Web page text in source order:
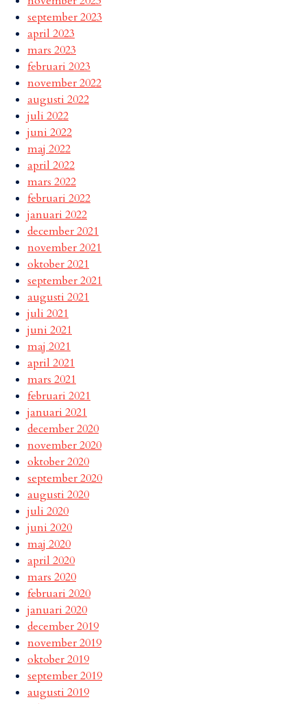
september 2023
april 2023
mars 2023
februari 2023
november 2022
augusti 2022
juli 2022
juni 2022
maj 2022
april 2022
mars 2022
februari 2022
januari 2022
december 2021
november 2021
oktober 2021
september 2021
augusti 2021
juli 2021
juni 2021
maj 2021
april 2021
mars 2021
februari 2021
januari 2021
december 2020
november 2020
oktober 2020
september 2020
augusti 2020
juli 2020
juni 2020
maj 2020
april 2020
mars 2020
februari 2020
januari 2020
december 2019
november 2019
oktober 2019
september 2019
augusti 2019